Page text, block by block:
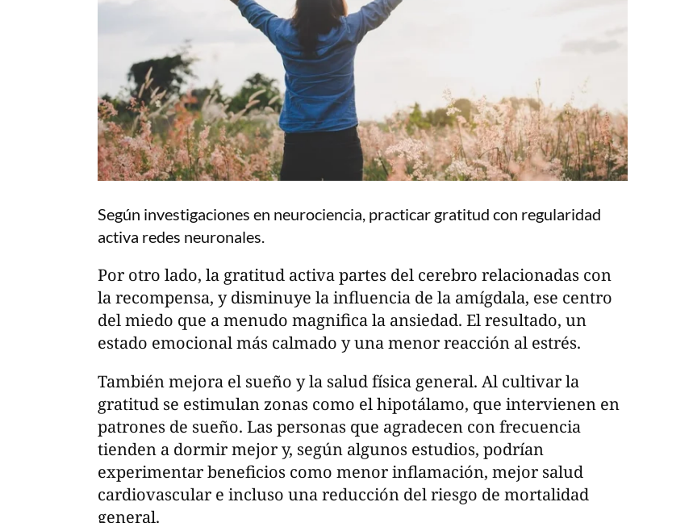
Según investigaciones en neurociencia, practicar gratitud con regularidad
activa redes neuronales.
Por otro lado, la gratitud activa partes del cerebro relacionadas con
la recompensa, y disminuye la influencia de la amígdala, ese centro
del miedo que a menudo magnifica la ansiedad. El resultado, un
estado emocional más calmado y una menor reacción al estrés.
También mejora el sueño y la salud física general. Al cultivar la
gratitud se estimulan zonas como el hipotálamo, que intervienen en
patrones de sueño. Las personas que agradecen con frecuencia
tienden a dormir mejor y, según algunos estudios, podrían
experimentar beneficios como menor inflamación, mejor salud
cardiovascular e incluso una reducción del riesgo de mortalidad
general.